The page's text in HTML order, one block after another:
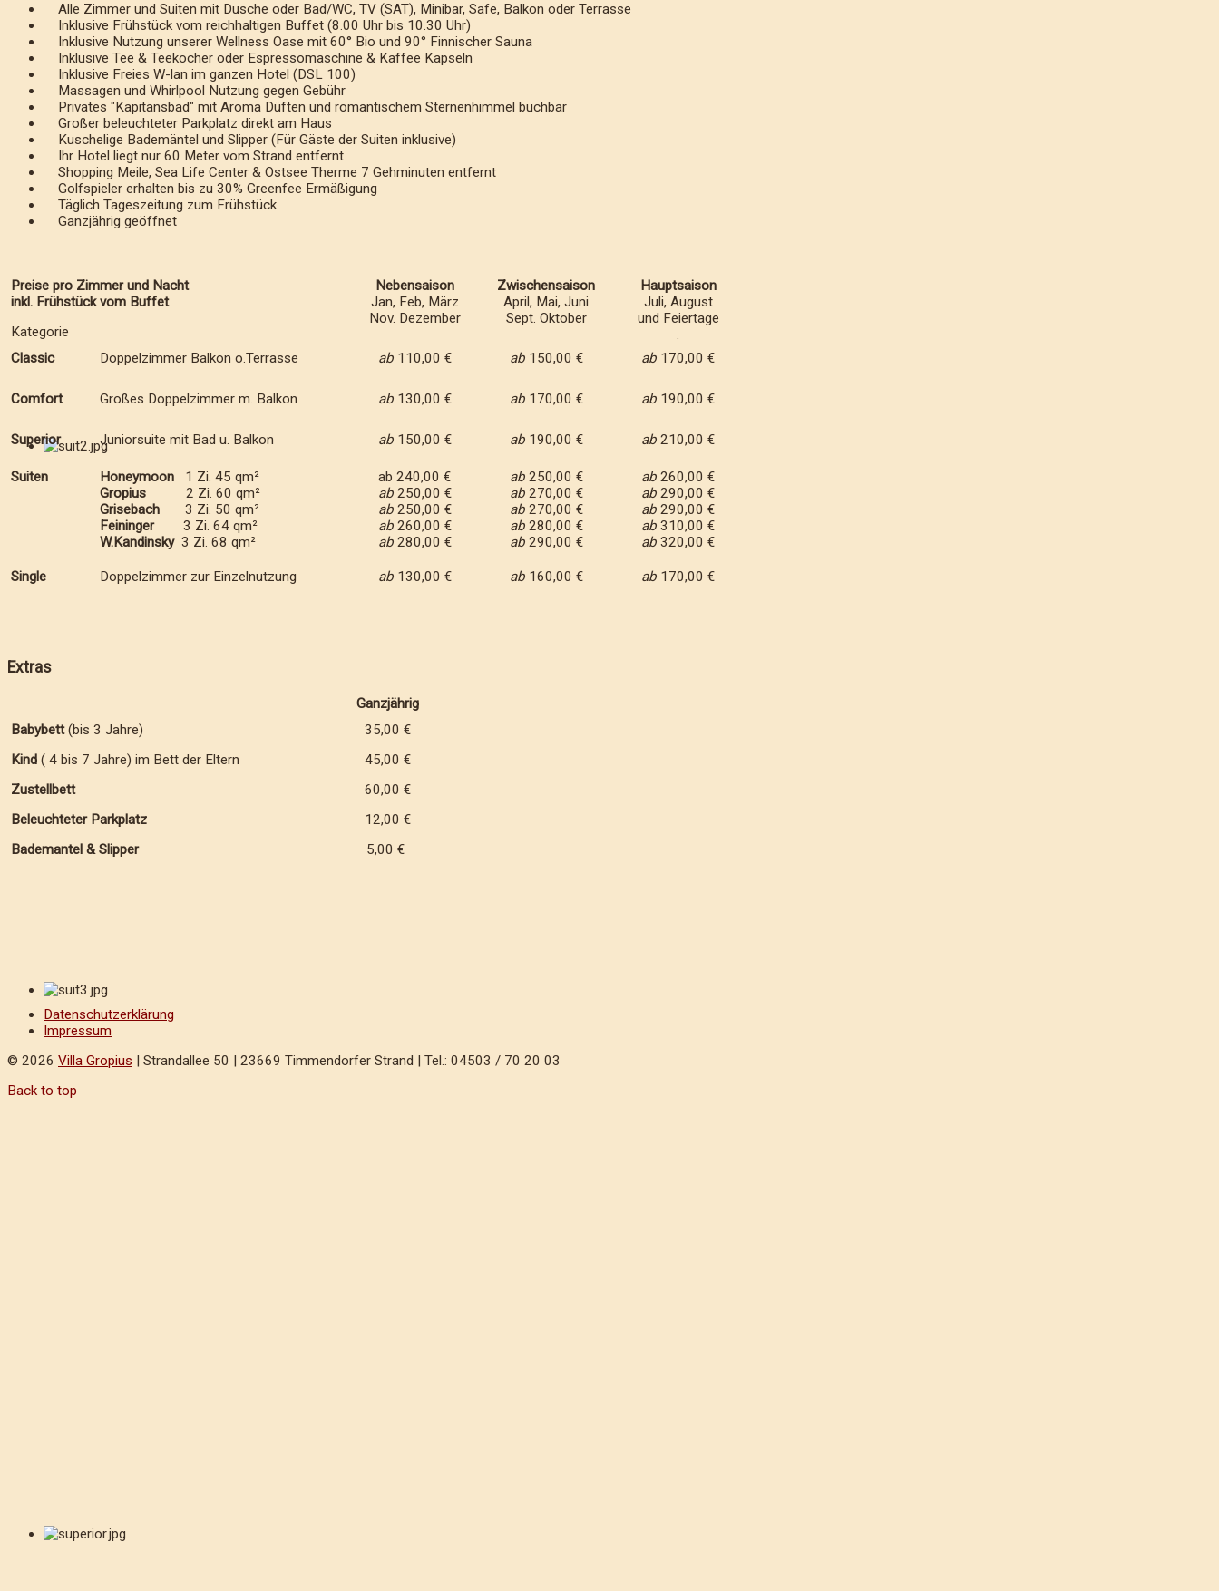
Alle Zimmer und Suiten mit Dusche oder Bad/WC, TV (SAT), Minibar, Safe, Balkon oder Terrasse
Inklusive Frühstück vom reichhaltigen Buffet (8.00 Uhr bis 10.30 Uhr)
Inklusive Nutzung unserer Wellness Oase mit 60° Bio und 90° Finnischer Sauna
Inklusive Tee & Teekocher oder Espressomaschine & Kaffee Kapseln
Inklusive Freies W-lan im ganzen Hotel (DSL 100)
Massagen und Whirlpool Nutzung gegen Gebühr
Privates "Kapitänsbad" mit Aroma Düften und romantischem Sternenhimmel buchbar
Großer beleuchteter Parkplatz direkt am Haus
Kuschelige Bademäntel und Slipper (Für Gäste der Suiten inklusive)
Ihr Hotel liegt nur 60 Meter vom Strand entfernt
Shopping Meile, Sea Life Center & Ostsee Therme 7 Gehminuten entfernt
Golfspieler erhalten bis zu 30% Greenfee Ermäßigung
Täglich Tageszeitung zum Frühstück
Ganzjährig geöffnet
Preise pro Zimmer und Nacht
inkl. Frühstück vom Buffet
Kategorie
Nebensaison
Jan, Feb, März
Nov. Dezember
Zwischensaison
April, Mai, Juni
Sept. Oktober
Hauptsaison
Juli, August
und Feiertage
.
Classic
Doppelzimmer Balkon o.Terrasse ab110,00 € ab150,00 € ab 170,00 €
Comfort Großes Doppelzimmer m. Balkon ab130,00 € ab170,00 € ab 190,00 €
Superior Juniorsuite mit Bad u. Balkon ab150,00 € ab190,00 € ab 210,00 €
Suiten Honeymoon 1 Zi. 45 qm²
Gropius 2 Zi. 60 qm²
Grisebach 3 Zi. 50 qm²
Feininger
3 Zi. 64 qm²
W.Kandinsky3 Zi. 68 qm²
ab 240,00 €
ab 250,00 €
ab 250,00 €
ab260,00 €
ab280,00 €
ab250,00 €
ab 270,00 €
ab270,00 €
ab280,00 €
ab290,00 €
ab 260,00 €
ab 290,00 €
ab 290,00 €
ab 310,00 €
ab 320,00 €
Single Doppelzimmer zur Einzelnutzung ab130,00 € ab160,00 € ab 170,00 €
Extras
Ganzjährig
Babybett(bis 3 Jahre)
35,00 €
Kind ( 4 bis 7 Jahre) im Bett der Eltern
45,00 €
Zustellbett
60,00 €
Beleuchteter Parkplatz
12,00 €
Bademantel & Slipper
5,00 €
Datenschutzerklärung
Impressum
© 2026 Villa Gropius | Strandallee 50 | 23669 Timmendorfer Strand | Tel.: 04503 / 70 20 03
Back to top